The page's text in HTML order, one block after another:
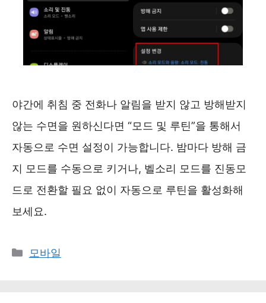
야간에 취침 중 전화나 알림을 받지 않고 방해받지
않는 수면을 원하신다면 “모드 및 루틴”을 통해서
자동으로 수면 설정이 가능합니다. 밤마다 방해 금
지 모드를 수동으로 키거나, 벨소리 모드를 진동모
드로 전환할 필요 없이 자동으로 루틴을 활성화해
보세요.
카
모바일